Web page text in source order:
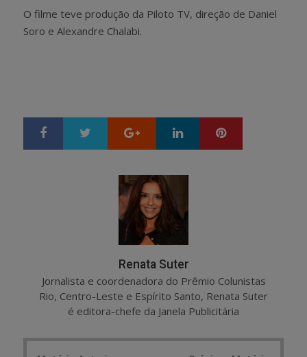
O filme teve produção da Piloto TV, direção de Daniel
Soro e Alexandre Chalabi.
Google+ LinkedIn
Renata Suter
Jornalista e coordenadora do Prêmio Colunistas
Rio, Centro-Leste e Espírito Santo, Renata Suter
é editora-chefe da Janela Publicitária